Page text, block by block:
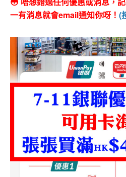
一有消息就會email通知你呀！ (